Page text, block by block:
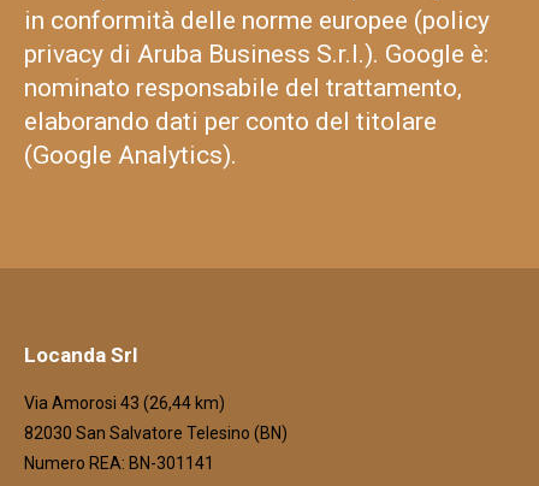
in conformità delle norme europee (policy
privacy di Aruba Business S.r.l.). Google è:
nominato responsabile del trattamento,
elaborando dati per conto del titolare
(Google Analytics).
Locanda Srl
Via Amorosi 43 (26,44 km)
82030 San Salvatore Telesino (BN)
Numero REA: BN-301141